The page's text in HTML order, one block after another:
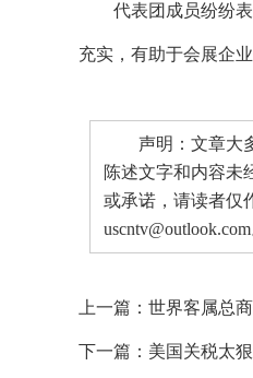
代表团成员纷纷表
充实，有助于会展企
声明：文章大多
陈述文字和内容未
或承诺，请读者仅
uscntv@outlook.com
上一篇： 世界客属总
下一篇： 美国关税太